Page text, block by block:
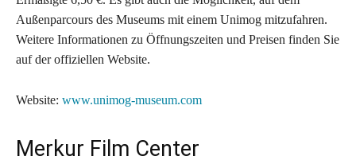
Außenparcours des Museums mit einem Unimog mitzufahren.
Weitere Informationen zu Öffnungszeiten und Preisen finden Sie
auf der offiziellen Website.
Website: www.unimog-museum.com
Merkur Film Center